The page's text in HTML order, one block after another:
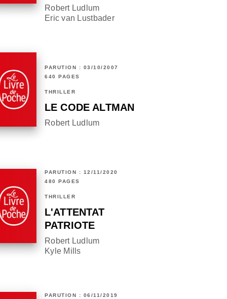
Robert Ludlum
Eric van Lustbader
PARUTION : 03/10/2007
640 PAGES
THRILLER
LE CODE ALTMAN
Robert Ludlum
PARUTION : 12/11/2020
480 PAGES
THRILLER
L'ATTENTAT
PATRIOTE
Robert Ludlum
Kyle Mills
PARUTION : 06/11/2019